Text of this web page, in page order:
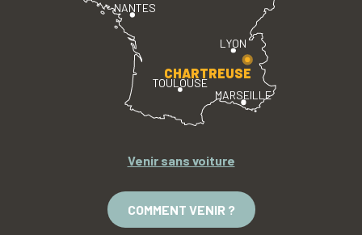
LYON
TOULOUSE
MARSEILLE
NANTES
CHARTREUSE
Venir sans voiture
COMMENT VENIR ?